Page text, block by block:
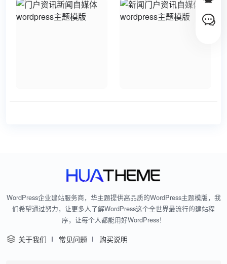
WordPress企业建站服务商，华主题提供高品质的WordPress主题模版，我
们希望通过努力，让更多人了解WordPress这个全世界最流行的建站程
序，让每个人都能用好WordPress！
关于我们 常见问题 购买说明